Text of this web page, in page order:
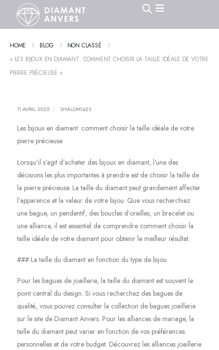
HOME BLOG
NON CLASSÉ
« LES BIJOUX EN DIAMANT: COMMENT CHOISIR LA TAILLE IDÉALE DE VOTRE
PIERRE PRÉCIEUSE »
11 AVRIL 2025 SHALOM1423
Les bijoux en diamant: comment choisir la taille idéale de votre
pierre précieuse
Lorsqu’il s’agit d’acheter des bijoux en diamant, l’une des
décisions les plus importantes à prendre est de choisir la taille de
la pierre précieuse. La taille du diamant peut grandement affecter
l’apparence et la valeur de votre bijou. Que vous recherchiez
une bague, un pendentif, des boucles d’oreilles, un bracelet ou
une alliance, il est essentiel de comprendre comment choisir la
taille idéale de votre diamant pour obtenir le meilleur résultat.
### La taille du diamant en fonction du type de bijou
Pour les bagues de joaillerie, la taille du diamant est souvent le
point central du design. Si vous recherchez des bagues de
qualité, vous pouvez consulter la collection de bagues joaillerie
sur le site de Diamant Anvers. Pour les alliances de mariage, la
taille du diamant peut varier en fonction de vos préférences
personnelles et de votre budget. Découvrez les alliances joaillerie